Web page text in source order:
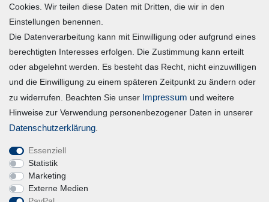
Mein Konto
Registrieren
Login
Vertrag widerrufen
Unternehmen
Blog
Datenschutzerklärung
Erklärung zur Barrierefreiheit
Cookies. Wir teilen diese Daten mit Dritten, die wir in den
Einstellungen benennen.
Die Datenverarbeitung kann mit Einwilligung oder aufgrund eines
berechtigten Interesses erfolgen. Die Zustimmung kann erteilt
oder abgelehnt werden. Es besteht das Recht, nicht einzuwilligen
und die Einwilligung zu einem späteren Zeitpunkt zu ändern oder
zu widerrufen. Beachten Sie unser Impressum und weitere
Hinweise zur Verwendung personenbezogener Daten in unserer
Daten­schutz­erklärung
Essenziell
Statistik
Marketing
Externe Medien